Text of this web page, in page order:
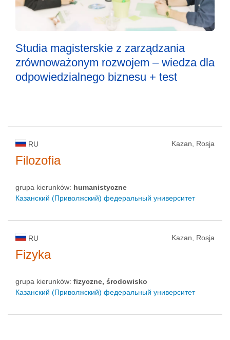
Studia magisterskie z zarządzania
zrównoważonym rozwojem – wiedza dla
odpowiedzialnego biznesu + test
RU Kazan, Rosja
Filozofia
grupa kierunków: humanistyczne
Казанский (Приволжский) федеральный университет
RU Kazan, Rosja
Fizyka
grupa kierunków: fizyczne, środowisko
Казанский (Приволжский) федеральный университет